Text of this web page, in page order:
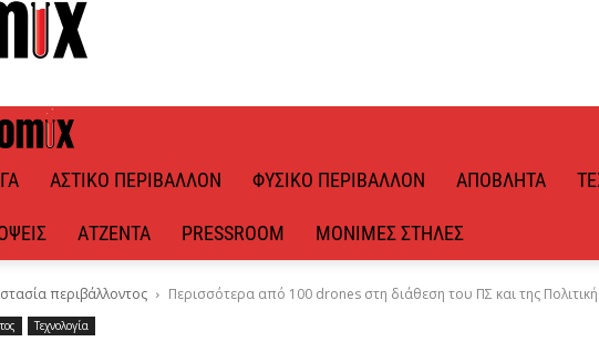
ΑΣΤΙΚΌ ΠΕΡΙΒΆΛΛΟΝ ΦΥΣΙΚΌ ΠΕΡΙΒΆΛΛΟΝ ΑΠΌΒΛΗΤΑ
ΑΤΖΈΝΤΑ PRESSROOM ΜΌΝΙΜΕΣ ΣΤΉΛΕΣ
περιβάλλοντος Περισσότερα από 100 drones στη διάθεση του ΠΣ και της
Τεχνολογία